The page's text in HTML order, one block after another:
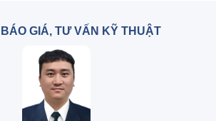
GIÁ, TƯ VẤN KỸ THUẬT